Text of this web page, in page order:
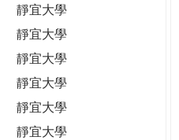
靜宜大學
靜宜大學
靜宜大學
靜宜大學
靜宜大學
靜宜大學